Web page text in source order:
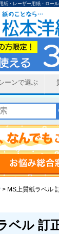
紙・レーザー用紙・ロー
ーンで選ぶ
MS上質紙ラベル
ベル 訂